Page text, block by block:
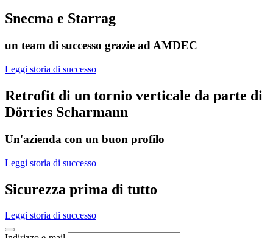
Snecma e Starrag
un team di successo grazie ad AMDEC
Leggi storia di successo
Retrofit di un tornio verticale da parte di
Dörries Scharmann
Un'azienda con un buon profilo
Leggi storia di successo
Sicurezza prima di tutto
Leggi storia di successo